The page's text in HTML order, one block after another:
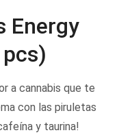
Energy
a cannabis que te
con las piruletas
y taurina!